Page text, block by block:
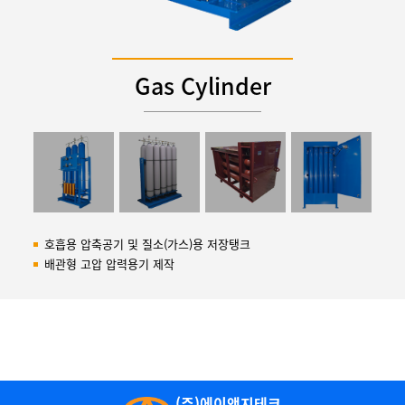
Gas Cylinder
호흡용 압축공기 및 질소(가스)용 저장탱크
배관형 고압 압력용기 제작